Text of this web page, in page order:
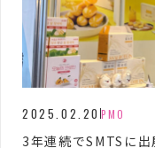
2025.02.20 PMO
3年連続でSMTSに